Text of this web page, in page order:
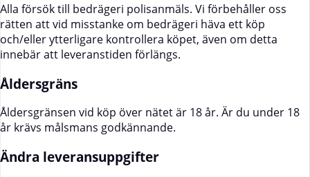
Alla försök till bedrägeri polisanmäls. Vi förbehåller oss
rätten att vid misstanke om bedrägeri häva ett köp
och/eller ytterligare kontrollera köpet, även om detta
innebär att leveranstiden förlängs.
Åldersgräns
Åldersgränsen vid köp över nätet är 18 år. Är du under 18
år krävs målsmans godkännande.
Ändra leveransuppgifter